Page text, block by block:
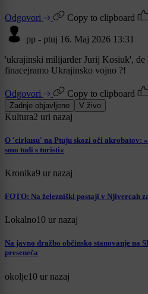
Odgovori Copy to clipboard
pp - ptuj 16. Maj 2026 13:31
'ukrajinski milijarder Jurij Kosiuk', de
finacejramo Ukrajinsko vojno ?!
Odgovori Copy to clipboard
Zadnje objavljeno V živo
Kultura2 uri nazaj
O 'cirkusu' na Ptuju skozi oči akrobatov:
smo tudi s turisti«
Kronika9 ur nazaj
FOTO: Na železniški postaji v Njivercah
Lokalno10 ur nazaj
Na javno dražbo občinsko stanovanje na
preseneča
okolje10 ur nazaj